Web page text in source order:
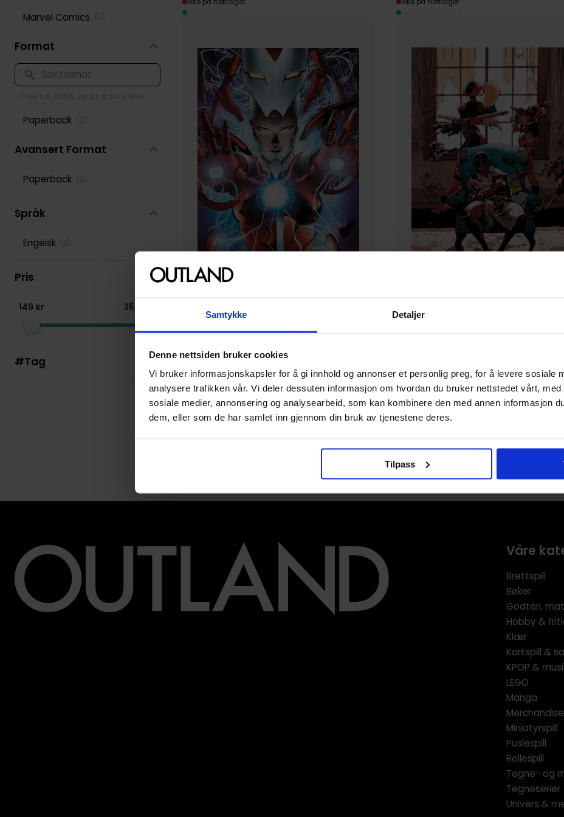
Samtykke Detaljer
Denne nettsiden bruker cookies
Vi bruker informasjonskapsler for å gi innhold og annonser et personlig preg, for å levere sosiale
analysere trafikken vår. Vi deler dessuten informasjon om hvordan du bruker nettstedet vårt,
sosiale medier, annonsering og analysearbeid, som kan kombinere den med annen informasjon
dem, eller som de har samlet inn gjennom din bruk av tjenestene deres.
Tilpass
Women Of Marvel
Women of Marvel
Paperback · Engelsk
Ikke på nettlager
Deadpool
Paperback · Engelsk
Marvel Comics
Format
Paperback
Avansert Format
Paperback
Språk
Engelsk
Pris
149 kr 35
#Tag
Våre
Brettspill
Bøker
Godteri,
Hobby &
Klær
Kortspill &
KPOP &
LEGO
Manga
Miniatyrspill
Puslespill
Rollespill
Tegne- og
Tegneserier
Univers &